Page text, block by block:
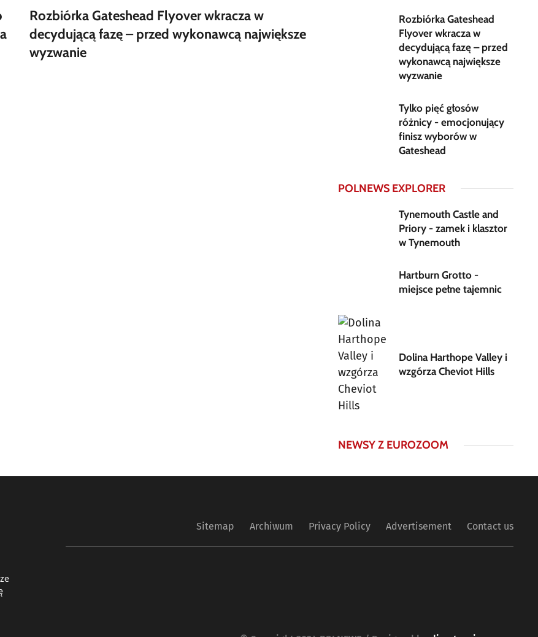
Rozbiórka Gateshead Flyover wkracza w
decydującą fazę – przed wykonawcą największe
wyzwanie
Rozbiórka Gateshead
Flyover wkracza w
decydującą fazę – przed
wykonawcą największe
wyzwanie
Tylko pięć głosów
różnicy - emocjonujący
finisz wyborów w
Gateshead
POLNEWS EXPLORER
Tynemouth Castle and
Priory - zamek i klasztor
w Tynemouth
Hartburn Grotto -
miejsce pełne tajemnic
Dolina Harthope Valley i
wzgórza Cheviot Hills
NEWSY Z EUROZOOM
Sitemap Archiwum Privacy Policy Advertisement Contact us